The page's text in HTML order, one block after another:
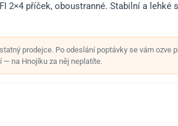
2×4 příček, oboustranné. Stabilní a lehké
prodejce. Po odeslání poptávky se vám ozve
— na Hnojíku za něj neplatíte.